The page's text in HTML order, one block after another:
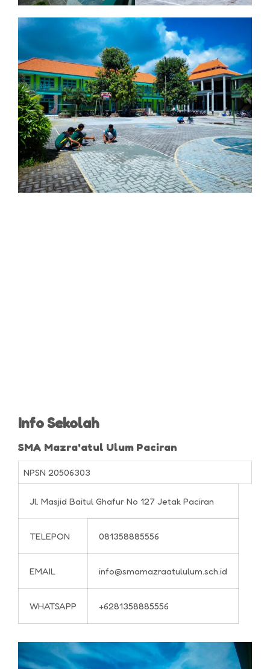
Info Sekolah
SMA Mazra'atul Ulum Paciran
NPSN 20506303
Jl. Masjid Baitul Ghafur No 127 Jetak Paciran
TELEPON 081358885556
EMAIL info@smamazraatululum.sch.id
WHATSAPP +6281358885556